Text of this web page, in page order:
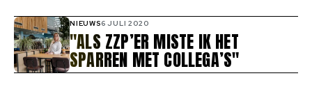
"ALS ZZP’ER MISTE IK HET
SPARREN MET COLLEGA’S"
NIEUWS6 JULI 2020